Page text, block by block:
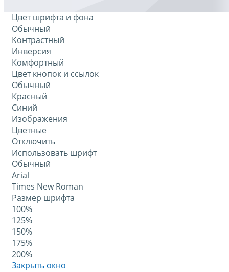
Цвет шрифта и фона
Обычный
Контрастный
Инверсия
Комфортный
Цвет кнопок и ссылок
Обычный
Красный
Синий
Изображения
Цветные
Отключить
Использовать шрифт
Обычный
Arial
Times New Roman
Размер шрифта
100%
125%
150%
175%
200%
Закрыть окно